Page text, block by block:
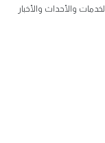
والأحداث والأخبار